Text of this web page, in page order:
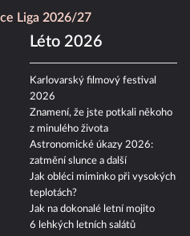
Liga 2026/27
Léto 2026
Karlovarský filmový festival
2026
Znamení, že jste potkali někoho
z minulého života
Astronomické úkazy 2026:
zatmění slunce a další
Jak obléci miminko při vysokých
teplotách?
Jak na dokonalé letní mojito
6 lehkých letních salátů